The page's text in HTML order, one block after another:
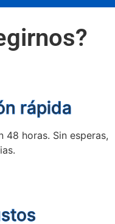
rápida
48 horas. Sin esperas,